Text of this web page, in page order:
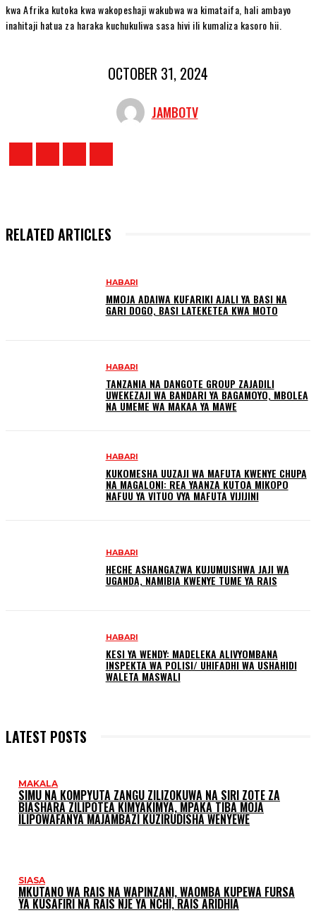
kwa Afrika kutoka kwa wakopeshaji wakubwa wa kimataifa, hali ambayo
inahitaji hatua za haraka kuchukuliwa sasa hivi ili kumaliza kasoro hii.
OCTOBER 31, 2024
JAMBOTV
RELATED ARTICLES
HABARI
MMOJA ADAIWA KUFARIKI AJALI YA BASI NA
GARI DOGO, BASI LATEKETEA KWA MOTO
HABARI
TANZANIA NA DANGOTE GROUP ZAJADILI
UWEKEZAJI WA BANDARI YA BAGAMOYO, MBOLEA
NA UMEME WA MAKAA YA MAWE
HABARI
KUKOMESHA UUZAJI WA MAFUTA KWENYE CHUPA
NA MAGALONI: REA YAANZA KUTOA MIKOPO
NAFUU YA VITUO VYA MAFUTA VIJIJINI
HABARI
HECHE ASHANGAZWA KUJUMUISHWA JAJI WA
UGANDA, NAMIBIA KWENYE TUME YA RAIS
HABARI
KESI YA WENDY: MADELEKA ALIVYOMBANA
INSPEKTA WA POLISI/ UHIFADHI WA USHAHIDI
WALETA MASWALI
LATEST POSTS
MAKALA
SIMU NA KOMPYUTA ZANGU ZILIZOKUWA NA SIRI ZOTE ZA
BIASHARA ZILIPOTEA KIMYAKIMYA, MPAKA TIBA MOJA
ILIPOWAFANYA MAJAMBAZI KUZIRUDISHA WENYEWE
SIASA
MKUTANO WA RAIS NA WAPINZANI, WAOMBA KUPEWA FURSA
YA KUSAFIRI NA RAIS NJE YA NCHI, RAIS ARIDHIA